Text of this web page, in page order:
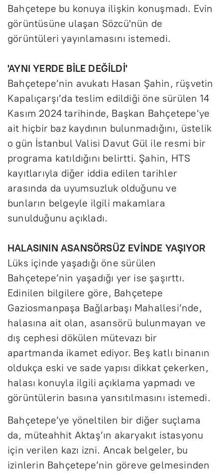
Bahçetepe bu konuya ilişkin konuşmadı. Evin
görüntüsüne ulaşan Sözcü'nün de
görüntüleri yayınlamasını istemedi.
'AYNI YERDE BİLE DEĞİLDİ'
Bahçetepe’nin avukatı Hasan Şahin, rüşvetin
Kapalıçarşı’da teslim edildiği öne sürülen 14
Kasım 2024 tarihinde, Başkan Bahçetepe’ye
ait hiçbir baz kaydının bulunmadığını, üstelik
o gün İstanbul Valisi Davut Gül ile resmi bir
programa katıldığını belirtti. Şahin, HTS
kayıtlarıyla diğer iddia edilen tarihler
arasında da uyumsuzluk olduğunu ve
bunların belgeyle ilgili makamlara
sunulduğunu açıkladı.
HALASININ ASANSÖRSÜZ EVİNDE YAŞIYOR
Lüks içinde yaşadığı öne sürülen
Bahçetepe’nin yaşadığı yer ise şaşırttı.
Edinilen bilgilere göre, Bahçetepe
Gaziosmanpaşa Bağlarbaşı Mahallesi’nde,
halasına ait olan, asansörü bulunmayan ve
dış cephesi dökülen mütevazı bir
apartmanda ikamet ediyor. Beş katlı binanın
oldukça eski ve sade yapısı dikkat çekerken,
halası konuyla ilgili açıklama yapmadı ve
görüntülerin basına yansıtılmasını istemedi.
Bahçetepe’ye yöneltilen bir diğer suçlama
da, müteahhit Aktaş’ın akaryakıt istasyonu
için verilen kazı izni. Ancak belgeler, bu
izinlerin Bahçetepe’nin göreve gelmesinden